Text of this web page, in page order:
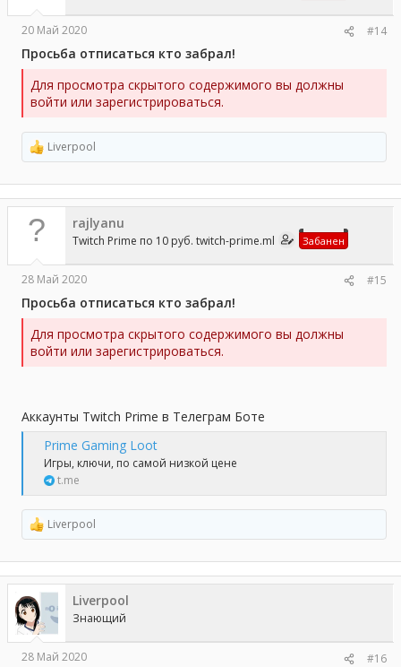
20 Май 2020 #14
Просьба отписаться кто забрал!
Для просмотра скрытого содержимого вы должны
войти или зарегистрироваться.
Р
е
а
к
ц
и
и
Liverpool
rajlyanu
Twitch Prime по 10 руб. twitch-prime.ml Забанен
28 Май 2020 #15
Просьба отписаться кто забрал!
Для просмотра скрытого содержимого вы должны
войти или зарегистрироваться.
Аккаунты Twitch Prime в Телеграм Боте
Prime Gaming Loot
Игры, ключи, по самой низкой цене
t.me
Р
е
а
к
ц
и
и
:
Liverpool
Liverpool
Знающий
28 Май 2020
#16